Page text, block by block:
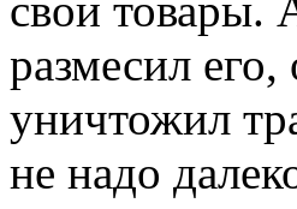
размесил его,
уничтожил
не надо